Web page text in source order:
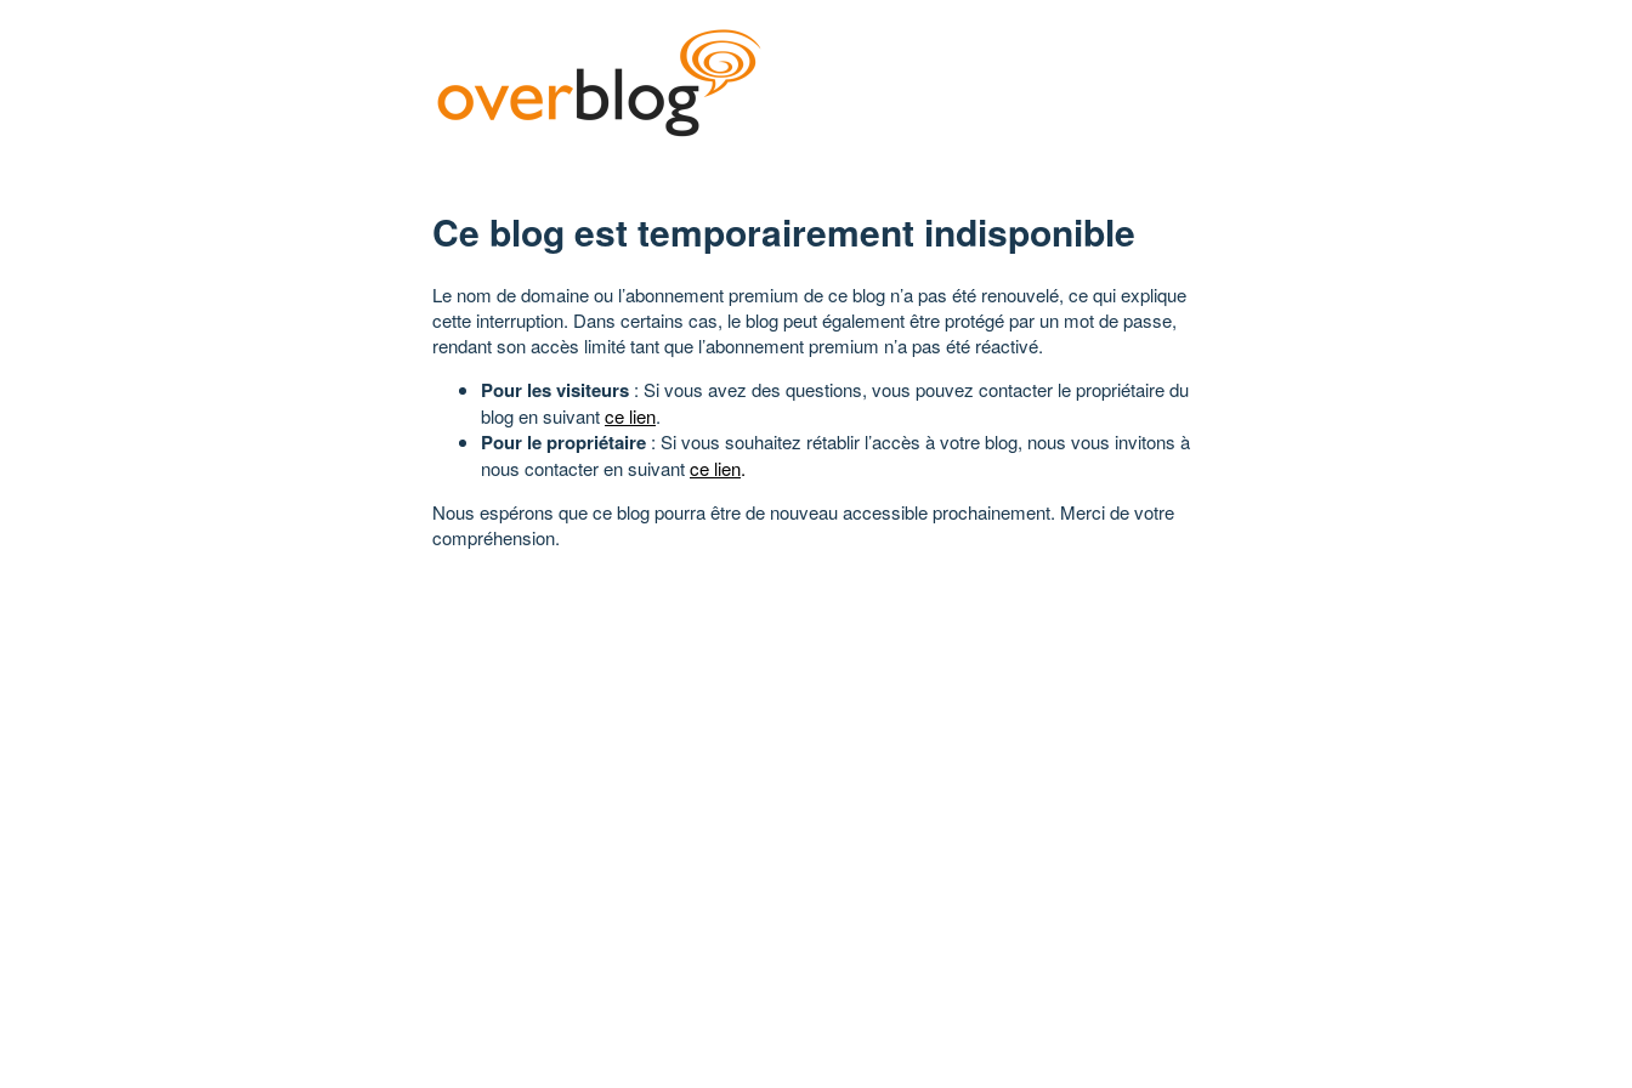
Ce blog est temporairement indisponible
Le nom de domaine ou l’abonnement premium de ce blog n’a pas été renouvelé, ce qui explique
cette interruption. Dans certains cas, le blog peut également être protégé par un mot de passe,
rendant son accès limité tant que l’abonnement premium n’a pas été réactivé.
Pour les visiteurs : Si vous avez des questions, vous pouvez contacter le propriétaire du
blog en suivantce lien.
Pour le propriétaire : Si vous souhaitez rétablir l’accès à votre blog, nous vous invitons à
nous contacter en suivantce lien.
Nous espérons que ce blog pourra être de nouveau accessible prochainement. Merci de votre
compréhension.